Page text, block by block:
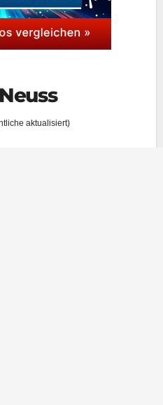
aktualisiert)